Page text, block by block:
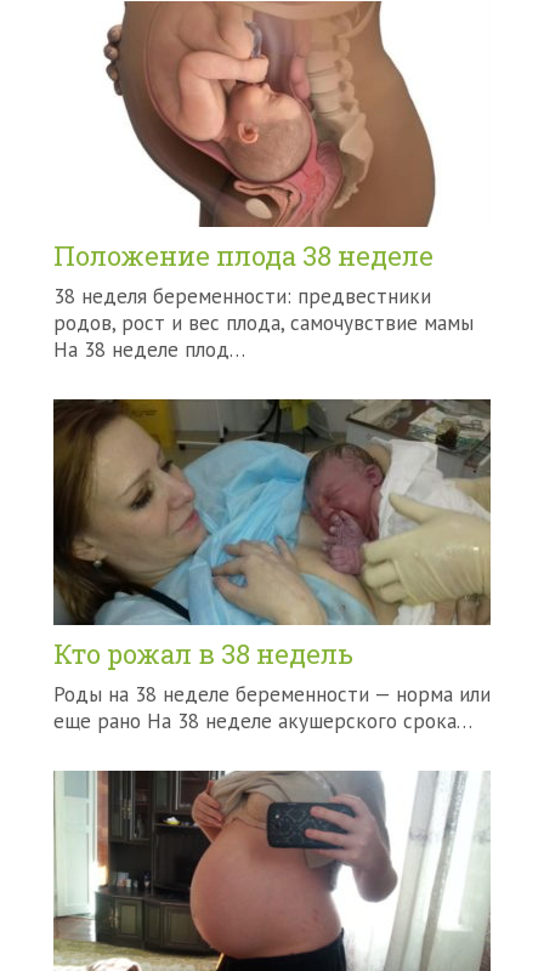
Положение плода 38 неделе
38 неделя беременности: предвестники
родов, рост и вес плода, самочувствие мамы
На 38 неделе плод…
Кто рожал в 38 недель
Роды на 38 неделе беременности — норма или
еще рано На 38 неделе акушерского срока…